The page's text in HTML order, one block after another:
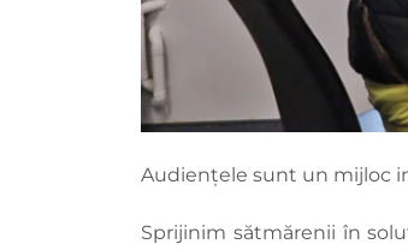
Audiențele sunt un mijloc
Sprijinim sătmărenii în